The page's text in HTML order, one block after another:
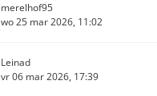
merelhof95
wo 25 mar 2026, 11:02
Leinad
vr 06 mar 2026, 17:39